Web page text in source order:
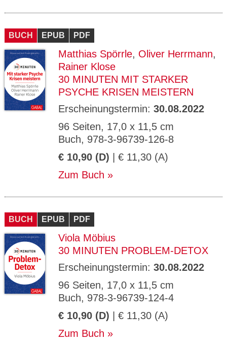
BUCH EPUB PDF
Matthias Spörrle, Oliver Herrmann,
Rainer Klose
30 MINUTEN MIT STARKER
PSYCHE KRISEN MEISTERN
Erscheinungstermin: 30.08.2022
96 Seiten, 17,0 x 11,5 cm
Buch, 978-3-96739-126-8
€ 10,90 (D) | € 11,30 (A)
Zum Buch
BUCH EPUB PDF
Viola Möbius
30 MINUTEN PROBLEM-DETOX
Erscheinungstermin: 30.08.2022
96 Seiten, 17,0 x 11,5 cm
Buch, 978-3-96739-124-4
€ 10,90 (D) | € 11,30 (A)
Zum Buch